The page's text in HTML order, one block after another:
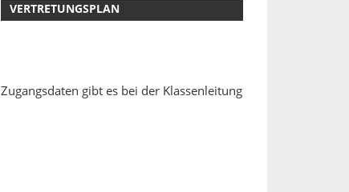
VERTRETUNGSPLAN
Zugangsdaten gibt es bei der Klassenleitung